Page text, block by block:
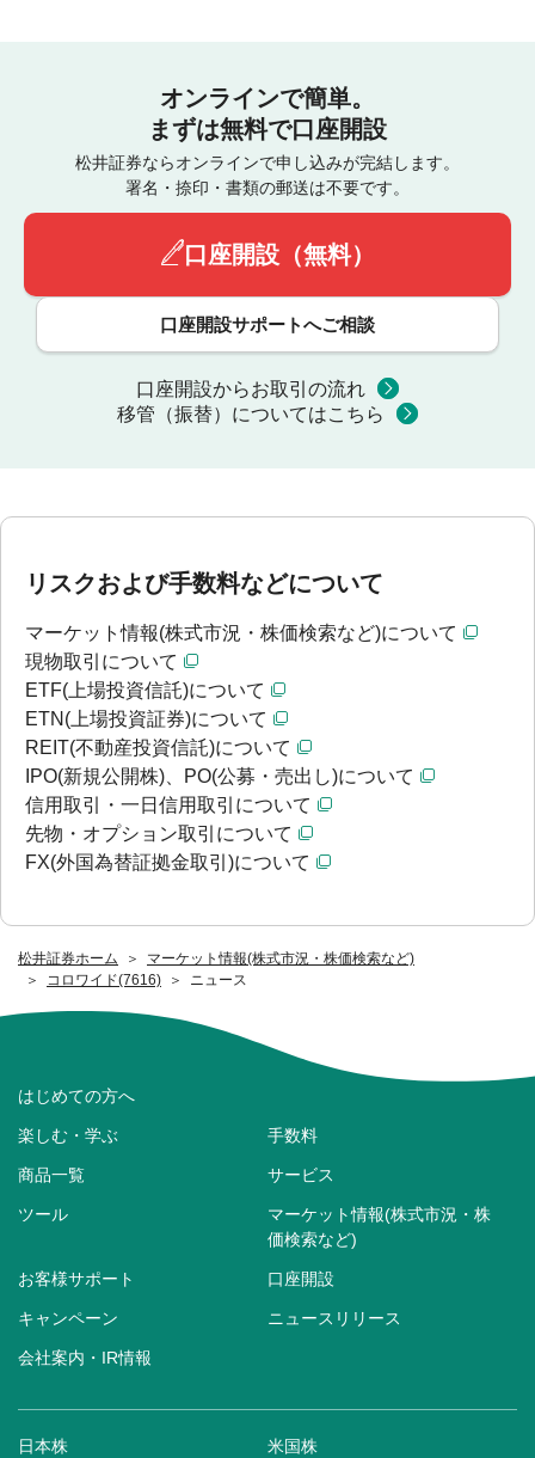
松井証券ホーム
マーケット情報(株式市況・株価検索など)
コロワイド(7616)
ニュース
オンラインで簡単。
まずは無料で口座開設
松井証券ならオンラインで申し込みが完結します。
署名・捺印・書類の郵送は不要です。
口座開設（無料）
口座開設サポートへご相談
口座開設からお取引の流れ
移管（振替）についてはこちら
リスクおよび手数料などについて
マーケット情報(株式市況・株価検索など)について
現物取引について
ETF(上場投資信託)について
ETN(上場投資証券)について
REIT(不動産投資信託)について
IPO(新規公開株)、PO(公募・売出し)について
信用取引・一日信用取引について
先物・オプション取引について
FX(外国為替証拠金取引)について
はじめての方へ
楽しむ・学ぶ 手数料
商品一覧 サービス
ツール
マーケット情報(株式市況・株
価検索など)
お客様サポート 口座開設
キャンペーン ニュースリリース
会社案内・IR情報
日本株 米国株